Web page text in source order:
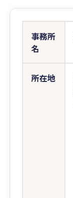
事務所
名
所在地